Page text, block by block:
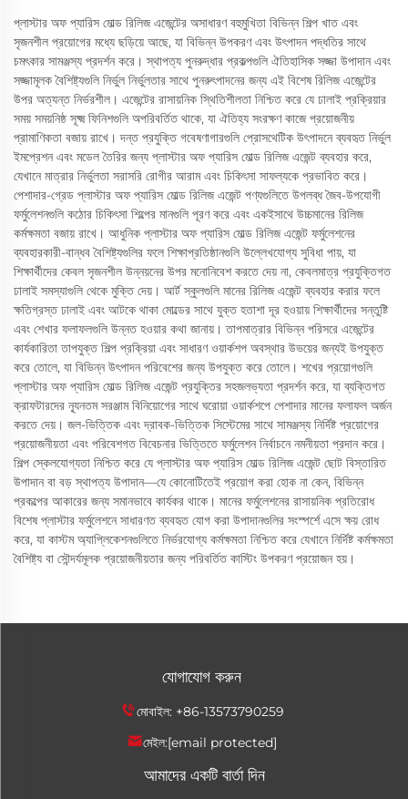
প্লাস্টার অফ প্যারিস মোল্ড রিলিজ এজেন্টের অসাধারণ বহুমুখিতা বিভিন্ন শিল্প খাত এবং
সৃজনশীল প্রয়োগের মধ্যে ছড়িয়ে আছে, যা বিভিন্ন উপকরণ এবং উৎপাদন পদ্ধতির সাথে
চমৎকার সামঞ্জস্য প্রদর্শন করে। স্থাপত্য পুনরুদ্ধার প্রকল্পগুলি ঐতিহাসিক সজ্জা উপাদান এবং
সজ্জামূলক বৈশিষ্ট্যগুলি নির্ভুল নির্ভুলতার সাথে পুনরুৎপাদনের জন্য এই বিশেষ রিলিজ এজেন্টের
উপর অত্যন্ত নির্ভরশীল। এজেন্টের রাসায়নিক স্থিতিশীলতা নিশ্চিত করে যে ঢালাই প্রক্রিয়ার
সময় সময়নিষ্ঠ সূক্ষ্ম ফিনিশগুলি অপরিবর্তিত থাকে, যা ঐতিহ্য সংরক্ষণ কাজে প্রয়োজনীয়
প্রামাণিকতা বজায় রাখে। দন্ত প্রযুক্তি গবেষণাগারগুলি প্রোসথেটিক উৎপাদনে ব্যবহৃত নির্ভুল
ইমপ্রেশন এবং মডেল তৈরির জন্য প্লাস্টার অফ প্যারিস মোল্ড রিলিজ এজেন্ট ব্যবহার করে,
যেখানে মাত্রার নির্ভুলতা সরাসরি রোগীর আরাম এবং চিকিৎসা সাফল্যকে প্রভাবিত করে।
পেশাদার-গ্রেড প্লাস্টার অফ প্যারিস মোল্ড রিলিজ এজেন্ট পণ্যগুলিতে উপলব্ধ জৈব-উপযোগী
ফর্মুলেশনগুলি কঠোর চিকিৎসা শিল্পের মানগুলি পূরণ করে এবং একইসাথে উচ্চমানের রিলিজ
কর্মক্ষমতা বজায় রাখে। আধুনিক প্লাস্টার অফ প্যারিস মোল্ড রিলিজ এজেন্ট ফর্মুলেশনের
ব্যবহারকারী-বান্ধব বৈশিষ্ট্যগুলির ফলে শিক্ষাপ্রতিষ্ঠানগুলি উল্লেখযোগ্য সুবিধা পায়, যা
শিক্ষার্থীদের কেবল সৃজনশীল উন্নয়নের উপর মনোনিবেশ করতে দেয় না, কেবলমাত্র প্রযুক্তিগত
ঢালাই সমস্যাগুলি থেকে মুক্তি দেয়। আর্ট স্কুলগুলি মানের রিলিজ এজেন্ট ব্যবহার করার ফলে
ক্ষতিগ্রস্ত ঢালাই এবং আটকে থাকা মোল্ডের সাথে যুক্ত হতাশা দূর হওয়ায় শিক্ষার্থীদের সন্তুষ্টি
এবং শেখার ফলাফলগুলি উন্নত হওয়ার কথা জানায়। তাপমাত্রার বিভিন্ন পরিসরে এজেন্টের
কার্যকারিতা তাপযুক্ত শিল্প প্রক্রিয়া এবং সাধারণ ওয়ার্কশপ অবস্থার উভয়ের জন্যই উপযুক্ত
করে তোলে, যা বিভিন্ন উৎপাদন পরিবেশের জন্য উপযুক্ত করে তোলে। শখের প্রয়োগগুলি
প্লাস্টার অফ প্যারিস মোল্ড রিলিজ এজেন্ট প্রযুক্তির সহজলভ্যতা প্রদর্শন করে, যা ব্যক্তিগত
ক্রাফটারদের ন্যূনতম সরঞ্জাম বিনিয়োগের সাথে ঘরোয়া ওয়ার্কশপে পেশাদার মানের ফলাফল অর্জন
করতে দেয়। জল-ভিত্তিক এবং দ্রাবক-ভিত্তিক সিস্টেমের সাথে সামঞ্জস্য নির্দিষ্ট প্রয়োগের
প্রয়োজনীয়তা এবং পরিবেশগত বিবেচনার ভিত্তিতে ফর্মুলেশন নির্বাচনে নমনীয়তা প্রদান করে।
শিল্প স্কেলযোগ্যতা নিশ্চিত করে যে প্লাস্টার অফ প্যারিস মোল্ড রিলিজ এজেন্ট ছোট বিস্তারিত
উপাদান বা বড় স্থাপত্য উপাদান—যে কোনোটিতেই প্রয়োগ করা হোক না কেন, বিভিন্ন
প্রকল্পের আকারের জন্য সমানভাবে কার্যকর থাকে। মানের ফর্মুলেশনের রাসায়নিক প্রতিরোধ
বিশেষ প্লাস্টার ফর্মুলেশনে সাধারণত ব্যবহৃত যোগ করা উপাদানগুলির সংস্পর্শে এসে ক্ষয় রোধ
করে, যা কাস্টম অ্যাপ্লিকেশনগুলিতে নির্ভরযোগ্য কর্মক্ষমতা নিশ্চিত করে যেখানে নির্দিষ্ট কর্মক্ষমতা
বৈশিষ্ট্য বা সৌন্দর্যমূলক প্রয়োজনীয়তার জন্য পরিবর্তিত কাস্টিং উপকরণ প্রয়োজন হয়।
যোগাযোগ করুন
মোবাইল: +86-13573790259
মেইল:[email protected]
আমাদের একটি বার্তা দিন